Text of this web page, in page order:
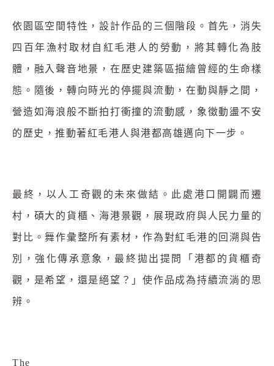
依園區空間特性，設計作品的三個階段。首先，消失
四百年漁村取材自紅毛港人的勞動，將其轉化為肢
體，融入聲音地景，在歷史建築區描繪曾經的生命樣
態。隨後，轉向時光的停擺與流動，在動與靜之間，
營造如海浪般不斷拍打衝撞的流動感，象徵動盪不安
的歷史，推動著紅毛港人與港都高雄邁向下一步。
最終，以人工奇觀的未來做結。此處港口開闢而遷
村，碩大的貨櫃、海港景觀，展現政府與人民力量的
對比。舞作彙整所有素材，作為對紅毛港的回溯與告
別，強化傳承意象，最終拋出提問「港都的貨櫃奇
觀，是希望，還是絕望？」使作品成為持續流淌的思
辨。
The